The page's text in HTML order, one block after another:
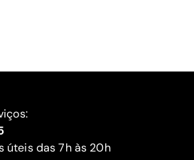
úteis das 7h às 20h